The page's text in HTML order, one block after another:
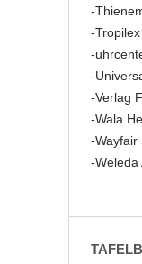
-
-Tropilex
-
-
-Verlag
-Wala
-Wayfair
-Weleda